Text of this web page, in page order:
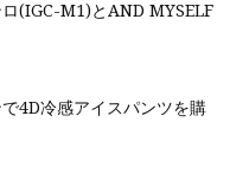
(IGC-M1)とAND MYSELF
4D冷感アイスパンツを購